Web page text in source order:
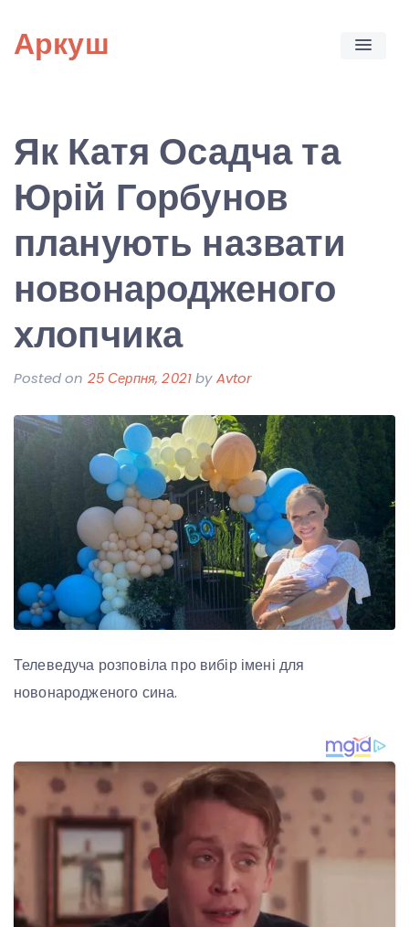
content
Аркуш
Як Катя Осадча та
Юрій Горбунов
планують назвати
новонародженого
хлопчика
Posted on 25 Серпня, 2021byAvtor
Телеведуча розповіла про вибір імені для
новонародженого сина.